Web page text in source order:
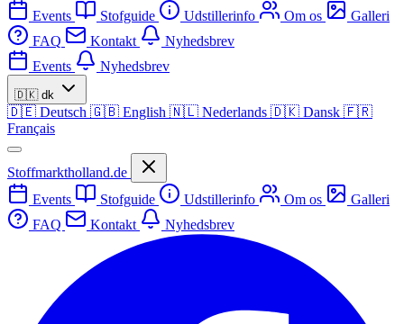
Events Stofguide Udstillerinfo Om os
Galleri
FAQ
Kontakt
Nyhedsbrev
Events
Nyhedsbrev
🇩🇰 dk
🇩🇪 Deutsch 🇬🇧 English 🇳🇱 Nederlands 🇩🇰 Dansk 🇫🇷
Français
Stoffmarktholland.de
Events
Stofguide Udstillerinfo Om os
Galleri
FAQ
Kontakt Nyhedsbrev